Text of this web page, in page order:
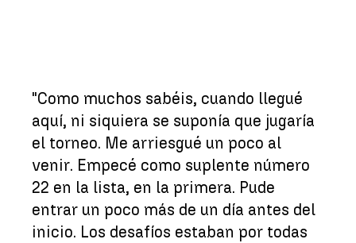
"Como muchos sabéis, cuando llegué
aquí, ni siquiera se suponía que jugaría
el torneo. Me arriesgué un poco al
venir. Empecé como suplente número
22 en la lista, en la primera. Pude
entrar un poco más de un día antes del
inicio. Los desafíos estaban por todas